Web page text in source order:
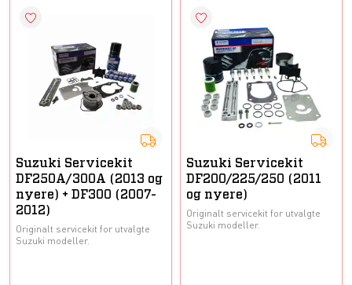
Suzuki Servicekit
DF250A/300A (2013 og
nyere) + DF300 (2007-
2012)
Originalt servicekit for utvalgte
Suzuki modeller.
Suzuki Servicekit
DF200/225/250 (2011
og nyere)
Originalt servicekit for utvalgte
Suzuki modeller.